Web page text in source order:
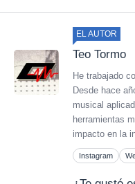
EL AUTOR
Teo Tormo
He trabajado
Desde hace
musical
herramientas
impacto en la
Instagram